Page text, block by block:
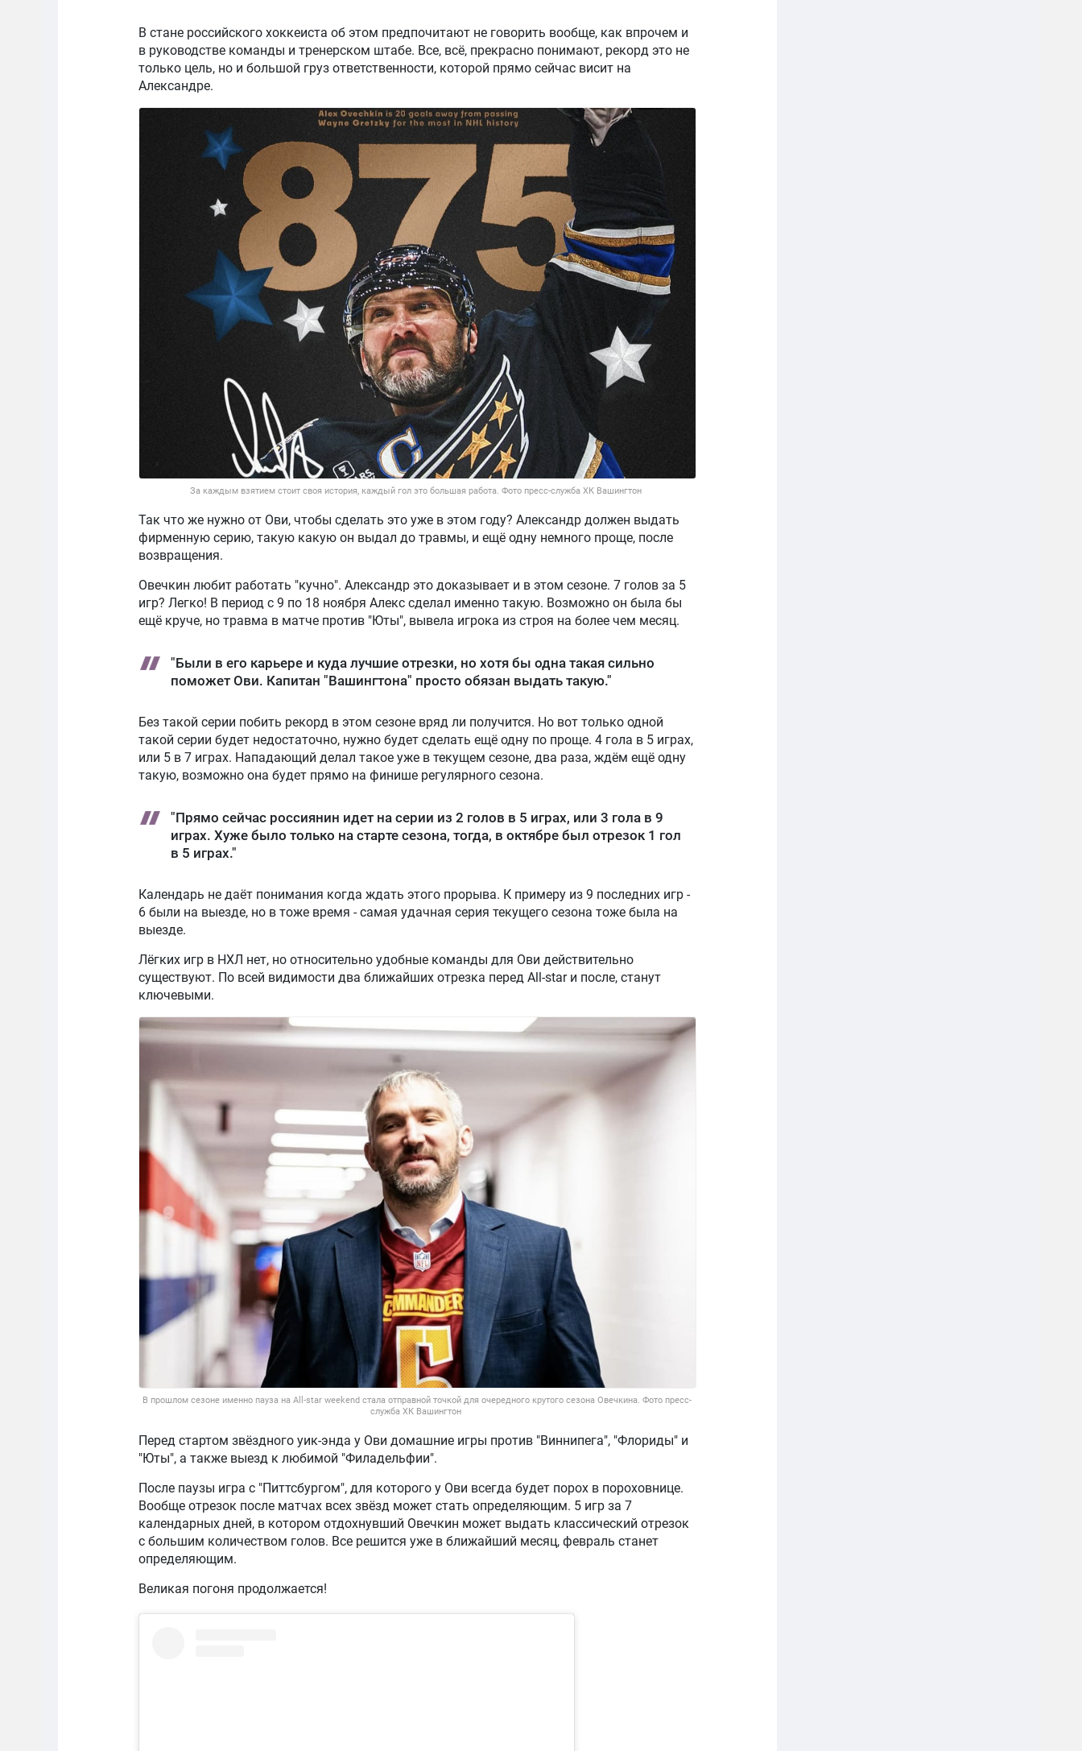
В стане российского хоккеиста об этом предпочитают не говорить вообще, как впрочем и
в руководстве команды и тренерском штабе. Все, всё, прекрасно понимают, рекорд это не
только цель, но и большой груз ответственности, которой прямо сейчас висит на
Александре.
За каждым взятием стоит своя история, каждый гол это большая работа. Фото пресс-служба ХК Вашингтон
Так что же нужно от Ови, чтобы сделать это уже в этом году? Александр должен выдать
фирменную серию, такую какую он выдал до травмы, и ещё одну немного проще, после
возвращения.
Овечкин любит работать "кучно". Александр это доказывает и в этом сезоне. 7 голов за 5
игр? Легко! В период с 9 по 18 ноября Алекс сделал именно такую. Возможно он была бы
ещё круче, но травма в матче против "Юты", вывела игрока из строя на более чем месяц.
"Были в его карьере и куда лучшие отрезки, но хотя бы одна такая сильно
поможет Ови. Капитан "Вашингтона" просто обязан выдать такую."
Без такой серии побить рекорд в этом сезоне вряд ли получится. Но вот только одной
такой серии будет недостаточно, нужно будет сделать ещё одну по проще. 4 гола в 5 играх,
или 5 в 7 играх. Нападающий делал такое уже в текущем сезоне, два раза, ждём ещё одну
такую, возможно она будет прямо на финише регулярного сезона.
"Прямо сейчас россиянин идет на серии из 2 голов в 5 играх, или 3 гола в 9
играх. Хуже было только на старте сезона, тогда, в октябре был отрезок 1 гол
в 5 играх."
Календарь не даёт понимания когда ждать этого прорыва. К примеру из 9 последних игр -
6 были на выезде, но в тоже время - самая удачная серия текущего сезона тоже была на
выезде.
Лёгких игр в НХЛ нет, но относительно удобные команды для Ови действительно
существуют. По всей видимости два ближайших отрезка перед All-star и после, станут
ключевыми.
В прошлом сезоне именно пауза на All-star weekend стала отправной точкой для очередного крутого сезона Овечкина. Фото пресс-
служба ХК Вашингтон
Перед стартом звёздного уик-энда у Ови домашние игры против "Виннипега", "Флориды" и
"Юты", а также выезд к любимой "Филадельфии".
После паузы игра с "Питтсбургом", для которого у Ови всегда будет порох в пороховнице.
Вообще отрезок после матчах всех звёзд может стать определяющим. 5 игр за 7
календарных дней, в котором отдохнувший Овечкин может выдать классический отрезок
с большим количеством голов. Все решится уже в ближайший месяц, февраль станет
определяющим.
Великая погоня продолжается!